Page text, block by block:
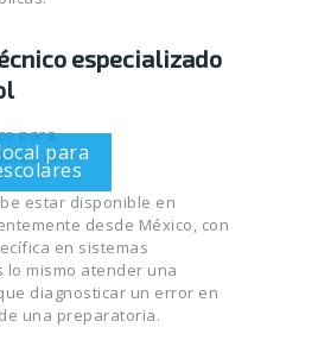
especializado
para
estar disponible en
desde México, con
en sistemas
lo mismo atender una
diagnosticar un error en
una preparatoria.